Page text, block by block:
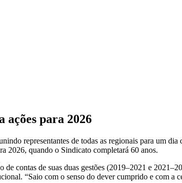
para 2026
representantes de todas as regionais para um
2026, quando o Sindicato completará 60 anos.
contas de suas duas gestões (2019–2021 e
“Saio com o senso do dever cumprido e com a